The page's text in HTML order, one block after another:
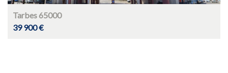
Tarbes 65000
39 900 €